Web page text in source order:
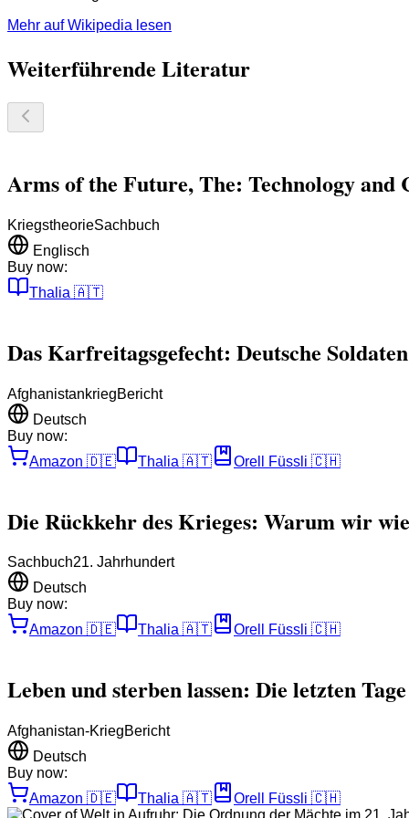
Mehr auf Wikipedia lesen
Weiterführende Literatur
Arms of the Future, The: Technology
KriegstheorieSachbuch
Englisch
Buy now:
Thalia 🇦🇹
Das Karfreitagsgefecht: Deutsche
AfghanistankriegBericht
Deutsch
Buy now:
Amazon 🇩🇪 Thalia 🇦🇹 Orell Füssli 🇨🇭
Die Rückkehr des Krieges: Warum wir
Sachbuch21. Jahrhundert
Deutsch
Buy now:
Amazon 🇩🇪 Thalia 🇦🇹 Orell Füssli 🇨🇭
Leben und sterben lassen: Die letzten
Afghanistan-KriegBericht
Deutsch
Buy now:
Amazon 🇩🇪 Thalia 🇦🇹 Orell Füssli 🇨🇭